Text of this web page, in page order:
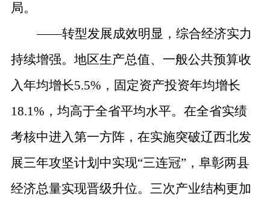
局。
——转型发展成效明显，综合经济实力
持续增强。 地区生产总值、一般公共预算收
入年均增长5.5% ，固定资产投资年均增长
18.1% ，均高于全省平均水平。在全省实绩
考核中进入第一方阵，在实施突破辽西北发
展三年攻坚计划中实现“三连冠”，阜彰两县
经济总量实现晋级升位。三次产业结构更加